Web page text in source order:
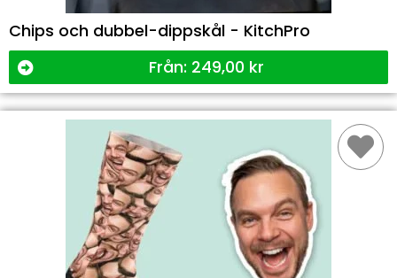
Chips och dubbel-dippskål - KitchPro
Från: 249,00 kr